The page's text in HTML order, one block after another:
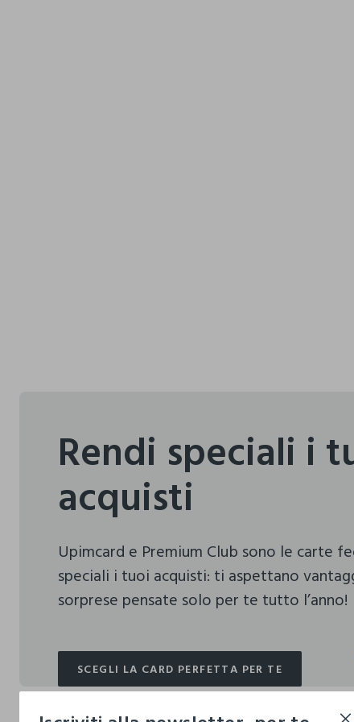
Rendi speciali i
acquisti
Upimcard e Premium Club sono le carte
speciali i tuoi acquisti: ti aspettano
sorprese pensate solo per te tutto l’anno!
SCEGLI LA CARD PERFETTA PER TE
SCEGLI LA CARD PERFETTA PER TE